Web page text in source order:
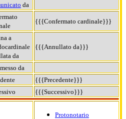
da
{{{Confermato cardinale}}}
a
da
{{{Annullato da}}}
da
{{{Precedente}}}
{{{Successivo}}}
Protonotario